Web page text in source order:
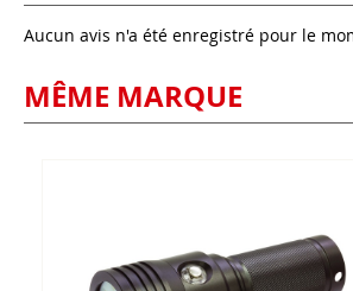
Aucun avis n'a été enregistré pour le
MÊME MARQUE